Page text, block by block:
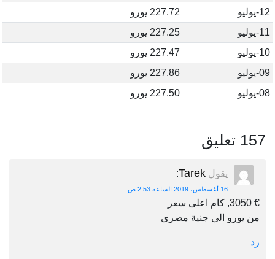
12-يوليو
227.72 يورو
11-يوليو
227.25 يورو
10-يوليو
227.47 يورو
09-يوليو
227.86 يورو
08-يوليو
227.50 يورو
157 تعليق
يقول Tarek
:
16 أغسطس، 2019 الساعة 2:53 ص
€ 3050, كام اعلى سعر
من يورو الى جنية مصرى
رد